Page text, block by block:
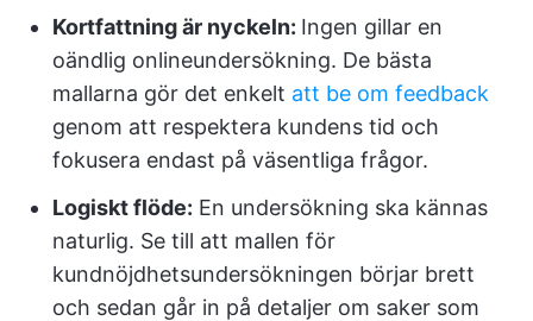
Kortfattning är nyckeln: Ingen gillar en
oändlig onlineundersökning. De bästa
mallarna gör det enkelt att be om feedback
genom att respektera kundens tid och
fokusera endast på väsentliga frågor.
Logiskt flöde: En undersökning ska kännas
naturlig. Se till att mallen för
kundnöjdhetsundersökningen börjar brett
och sedan går in på detaljer om saker som